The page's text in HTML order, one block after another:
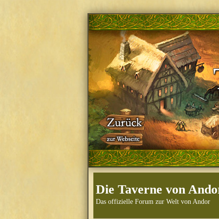
Die Taverne von
Das offizielle Forum zur Welt von Andor